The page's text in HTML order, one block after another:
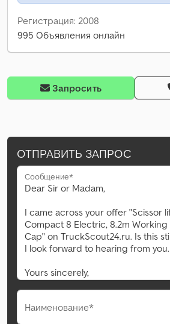
Регистрация: 2008
995 Объявления онлайн
Запросить
ОТПРАВИТЬ ЗАПРОС
Сообщение*
Наименование*